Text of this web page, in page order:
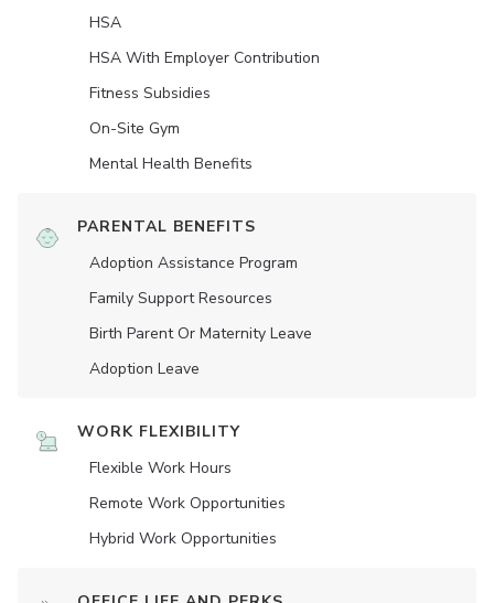
HSA
HSA With Employer Contribution
Fitness Subsidies
On-Site Gym
Mental Health Benefits
PARENTAL BENEFITS
Adoption Assistance Program
Family Support Resources
Birth Parent Or Maternity Leave
Adoption Leave
WORK FLEXIBILITY
Flexible Work Hours
Remote Work Opportunities
Hybrid Work Opportunities